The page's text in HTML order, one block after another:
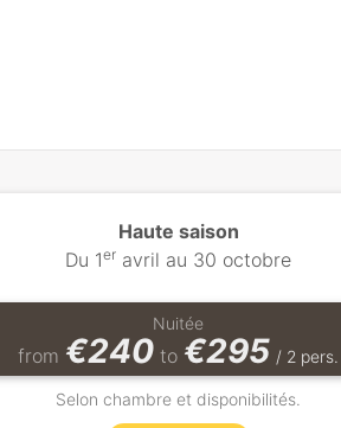
Haute saison
Du 1er avril au 30 octobre
Nuitée
from €240 to €295 / 2 pers.
Selon chambre et disponibilités.